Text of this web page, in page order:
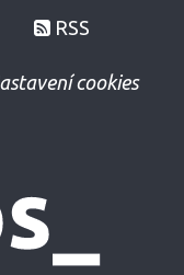
RSS
cookies